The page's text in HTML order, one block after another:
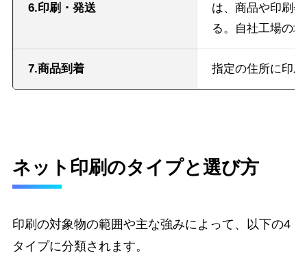
6.印刷・発送
は、商品や印刷
る。自社工場の
7.商品到着 指定の住所に印
ネット印刷のタイプと選び方
印刷の対象物の範囲や主な強みによって、以下の4
タイプに分類されます。